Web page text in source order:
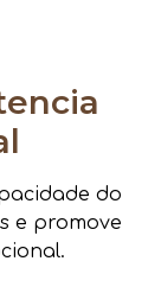
do
e promove